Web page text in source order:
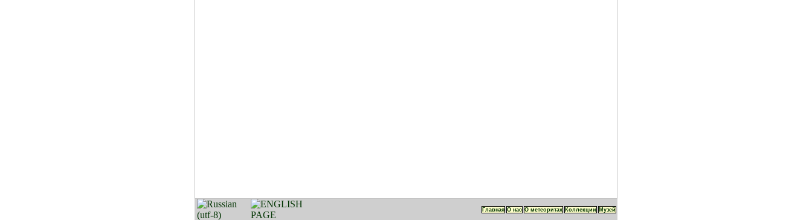
Главная О нас О метеоритах Коллекции Музей